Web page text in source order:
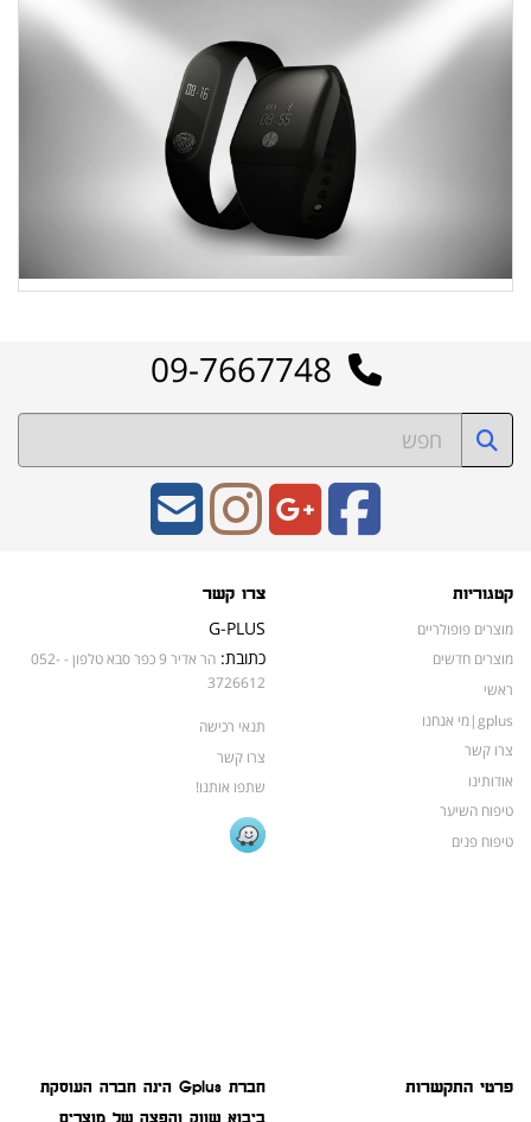
קטגוריות
מוצרים פופולריים
מוצרים חדשים
ראשי
gplus|מי אנחנו
צרו קשר
אודותינו
טיפוח השיער
טיפוח פנים
צרו קשר
G-PLUS
כתובת:
הר אדיר 9 כפר סבא טלפון - 052-
3726612
תנאי רכישה
צרו קשר
שתפו אותנו!
פרטי התקשרות
חברת Gplus הינה חברה העוסקת
ביבוא שווק והפצה של מוצרים